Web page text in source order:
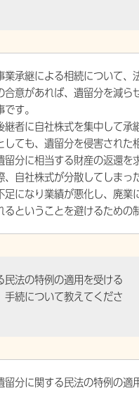
業承継による相続について、
合意があれば、遺留分を減ら
です。
継者に自社株式を集中して承
しても、遺留分を侵害された
留分に相当する財産の返還を
、自社株式が分散してしまっ
足になり業績が悪化し、廃業
るということを避けるための
民法の特例の適用を受ける
手続について教えてくださ
留分に関する民法の特例の適